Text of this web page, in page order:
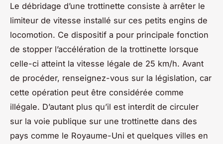
Le débridage d’une trottinette consiste à arrêter le
limiteur de vitesse installé sur ces petits engins de
locomotion. Ce dispositif a pour principale fonction
de stopper l’accélération de la trottinette lorsque
celle-ci atteint la vitesse légale de 25 km/h. Avant
de procéder, renseignez-vous sur la législation, car
cette opération peut être considérée comme
illégale. D’autant plus qu’il est interdit de circuler
sur la voie publique sur une trottinette dans des
pays comme le Royaume-Uni et quelques villes en